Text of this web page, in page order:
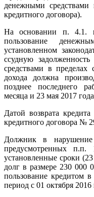
денежными
кредитного договора).
На основании п. 4.1.
пользование
установленном
ссудную
средствами в пределах
дохода должна
позднее последнего
месяца и 23 мая 2017
Датой возврата
кредитного договора №
Должник в нарушение
предусмотренных п.п.
установленные сроки
долг в размере 230 000
пользование кредитом
период с 01 октября